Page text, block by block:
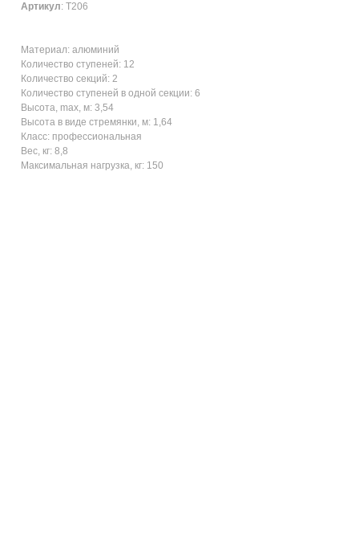
Артикул: Т206
Материал: алюминий
Количество ступеней: 12
Количество секций: 2
Количество ступеней в одной секции: 6
Высота, max, м: 3,54
Высота в виде стремянки, м: 1,64
Класс: профессиональная
Вес, кг: 8,8
Максимальная нагрузка, кг: 150